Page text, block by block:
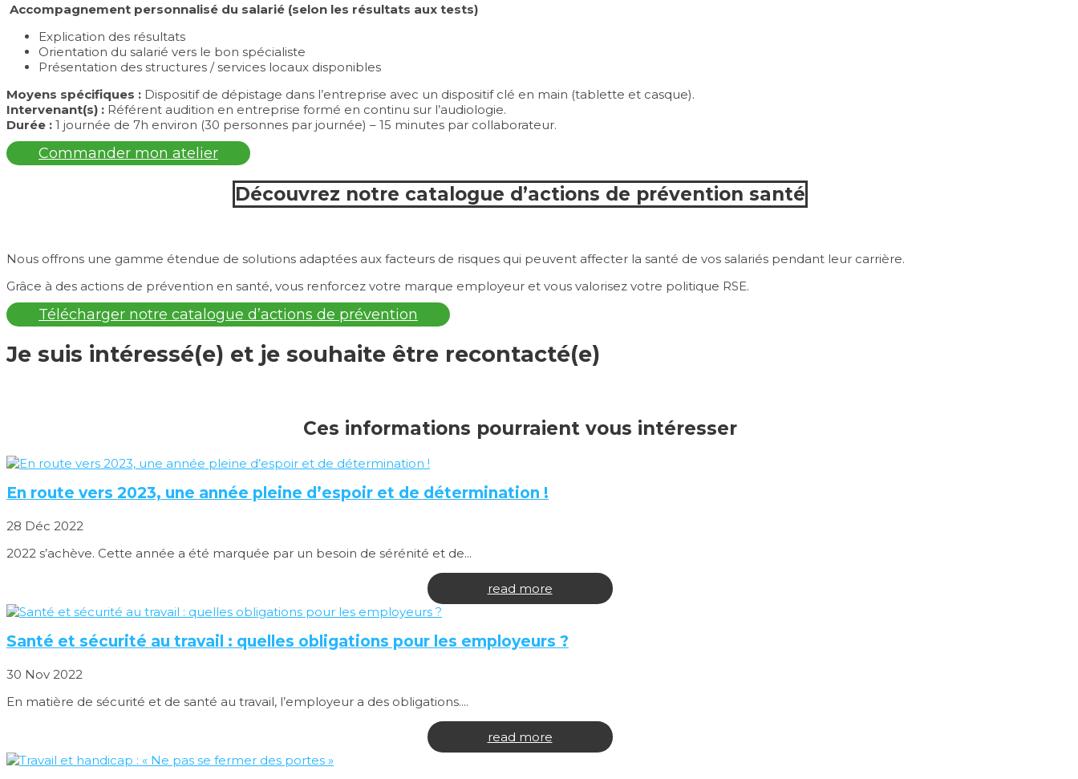
Accompagnement personnalisé du salarié (selon les résultats aux tests)
Explication des résultats
Orientation du salarié vers le bon spécialiste
Présentation des structures / services locaux disponibles
Moyens spécifiques : Dispositif de dépistage dans l’entreprise avec un dispositif clé en main (tablette et casque).
Intervenant(s) : Référent audition en entreprise formé en continu sur l’audiologie.
Durée : 1 journée de 7h environ (30 personnes par journée) – 15 minutes par collaborateur.
Commander mon atelier
Découvrez notre catalogue d’actions de prévention santé
Nous offrons une gamme étendue de solutions adaptées aux facteurs de risques qui peuvent affecter la santé de vos salariés pendant leur carrière.
Grâce à des actions de prévention en santé, vous renforcez votre marque employeur et vous valorisez votre politique RSE.
Télécharger notre catalogue d’actions de prévention
Je suis intéressé(e) et je souhaite être recontacté(e)
Ces informations pourraient vous intéresser
En route vers 2023, une année pleine d’espoir et de détermination !
28 Déc 2022
2022 s’achève. Cette année a été marquée par un besoin de sérénité et de...
read more
Santé et sécurité au travail : quelles obligations pour les employeurs ?
30 Nov 2022
En matière de sécurité et de santé au travail, l’employeur a des obligations....
read more